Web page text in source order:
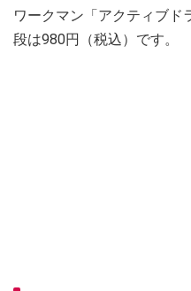
ワークマン「アクティブド
段は980円（税込）です。